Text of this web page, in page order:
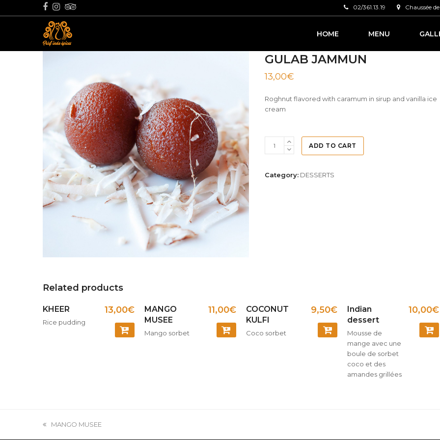
02/361.13.19 Chaussée
HOME MENU
GULAB JAMMUN
13,00€
Roghnut flavored with caramum in sirup and vanilla ice
cream
ADD TO CART
Category: DESSERTS
Related products
KHEER 13,00€
Rice pudding
MANGO
MUSEE
11,00€
Mango sorbet
COCONUT
KULFI
9,50€
Coco sorbet
COMMANDER
Indian
dessert
10,00€
Mousse de
mange avec une
boule de sorbet
coco et des
amandes grillées
MANGO MUSEE